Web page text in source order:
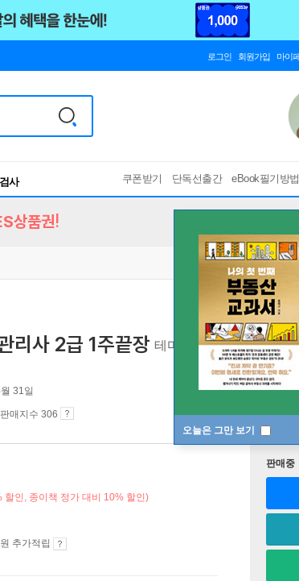
로그인 회원가입 마이
사
쿠폰받기 단독선출간 eBook필기방법
오늘은 그만 보기
상품권!
리사 2급 1주끝장 테마별 적중기출 1000제
31일
판매지수 306
할인, 종이책 정가 대비 10% 할인)
추가적립
판매중